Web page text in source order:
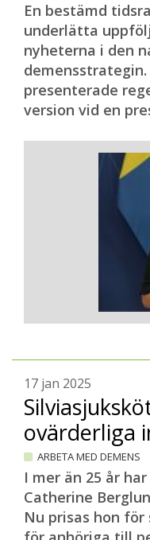
En bestämd
underlätta
nyheterna i den
demensstrategin.
presenterade
version vid en
17 jan 2025
ovärderliga
ARBETA MED DEMENS
I mer än 25 år
Catherine
Nu prisas hon